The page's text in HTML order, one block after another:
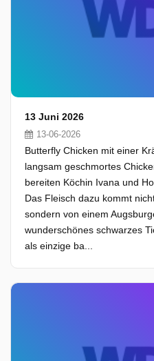
13 Juni 2026
13-06-2026
Butterfly Chicken mit einer
langsam geschmortes
bereiten Köchin Ivana und
Das Fleisch dazu kommt
sondern von einem
wunderschönes schwarzes
als einzige ba...